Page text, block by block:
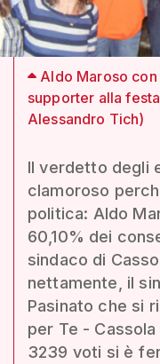
Aldo Maroso
supporter alla
Alessandro Tich)
Il verdetto degli
clamoroso
politica: Aldo
60,10% dei
sindaco di
nettamente, il
Pasinato che si
per Te -
3239 voti si è